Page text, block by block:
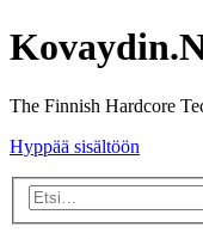
The Finnish Hardcore
Hyppää sisältöön